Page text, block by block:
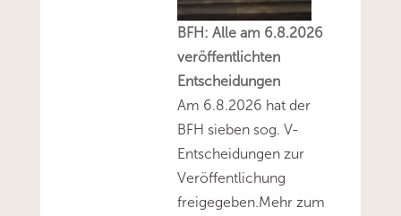
BFH: Alle am 6.8.2026
veröffentlichten
Entscheidungen
Am 6.8.2026 hat der
BFH sieben sog. V-
Entscheidungen zur
Veröffentlichung
freigegeben.Mehr zum